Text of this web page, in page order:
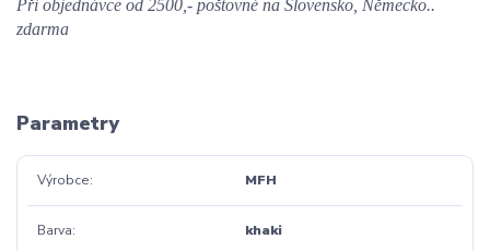
Při objednávce od 2500,- poštovné na Slovensko, Německo..
zdarma
Parametry
Výrobce MFH
Barva khaki